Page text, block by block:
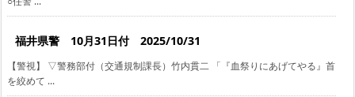
福井県警 10月31日付 2025/10/31
【警視】 ▽警務部付（交通規制課長）竹内貫二 「『血祭りにあげてやる』首
を絞めて ...